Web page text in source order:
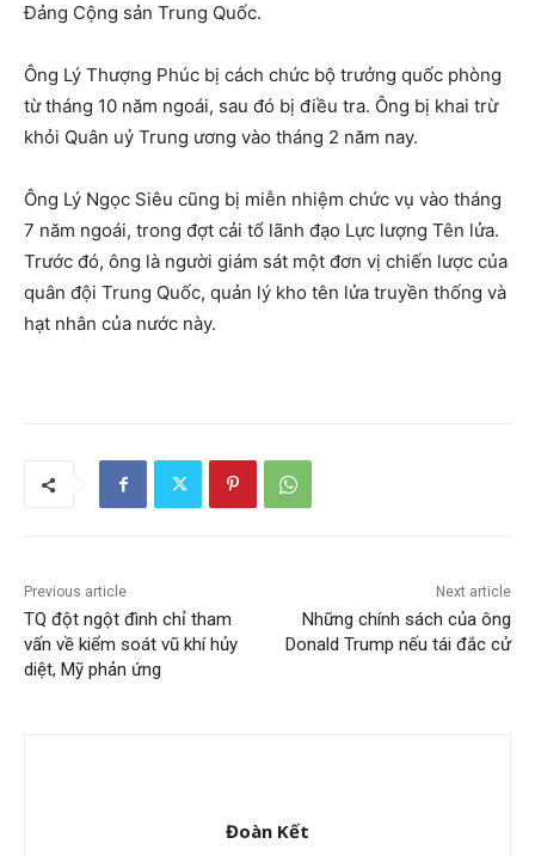
Đảng Cộng sản Trung Quốc.
Ông Lý Thượng Phúc bị cách chức bộ trưởng quốc phòng
từ tháng 10 năm ngoái, sau đó bị điều tra. Ông bị khai trừ
khỏi Quân uỷ Trung ương vào tháng 2 năm nay.
Ông Lý Ngọc Siêu cũng bị miễn nhiệm chức vụ vào tháng
7 năm ngoái, trong đợt cải tổ lãnh đạo Lực lượng Tên lửa.
Trước đó, ông là người giám sát một đơn vị chiến lược của
quân đội Trung Quốc, quản lý kho tên lửa truyền thống và
hạt nhân của nước này.
Previous article
TQ đột ngột đình chỉ tham
vấn về kiểm soát vũ khí hủy
diệt, Mỹ phản ứng
Next article
Những chính sách của ông
Donald Trump nếu tái đắc cử
Đoàn Kết